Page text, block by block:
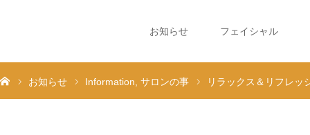
お知らせ フェイシャル
お知らせ Information サロンの事 リラックス＆リフレッ